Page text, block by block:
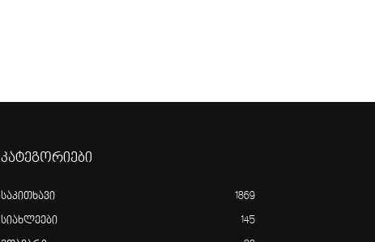
კატეგორიები
საკითხავი 1869
სიახლეები 145